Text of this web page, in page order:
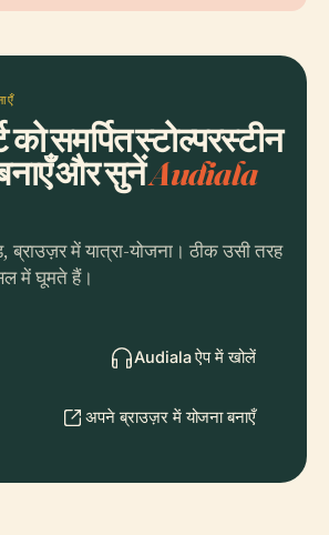
को समर्पित स्टोल्परस्टीन
और सुनेंAudiala
ब्राउज़र में यात्रा-योजना। ठीक उसी तरह
में घूमते हैं।
Audiala ऐप में खोलें
अपने ब्राउज़र में योजना बनाएँ